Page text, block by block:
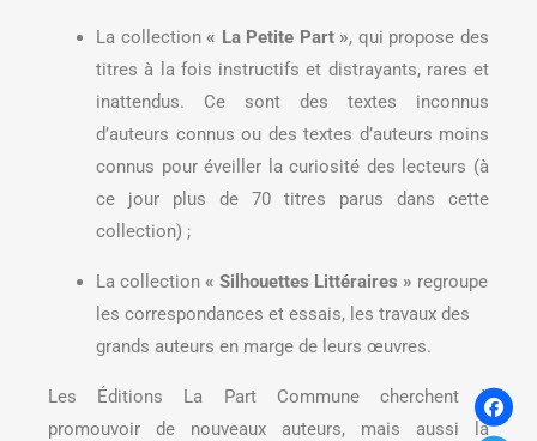
La collection« La Petite Part », qui propose des
titres à la fois instructifs et distrayants, rares et
inattendus. Ce sont des textes inconnus
d’auteurs connus ou des textes d’auteurs moins
connus pour éveiller la curiosité des lecteurs (à
ce jour plus de 70 titres parus dans cette
collection) ;
La collection « Silhouettes Littéraires » regroupe
les correspondances et essais, les travaux des
grands auteurs en marge de leurs œuvres.
Les Éditions La Part Commune cherchent à
promouvoir de nouveaux auteurs, mais aussi la